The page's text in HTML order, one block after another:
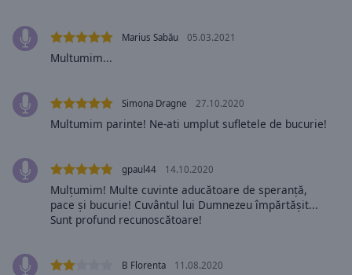
window.
Escape
and
close
Text
Marius Sabău 05.03.2021
Multumim...
Simona Dragne 27.10.2020
Multumim parinte! Ne-ati umplut sufletele de bucurie!
gpaul44 14.10.2020
Mulțumim! Multe cuvinte aducătoare de speranță,
pace și bucurie! Cuvântul lui Dumnezeu împărtășit...
Sunt profund recunoscătoare!
B Florenta 11.08.2020